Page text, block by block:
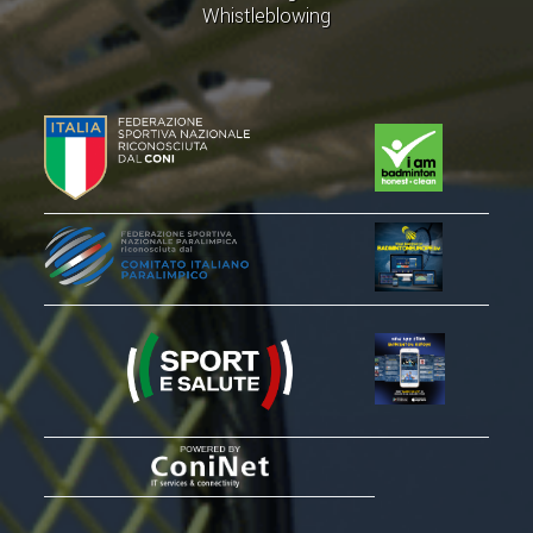
Whistleblowing
SCHEDE ATLETI
PROMOZIONE
NUOVI GIOCHI DELLA GIOVENTÙ
PROGETTO SHUTTLE TIME
ENTI DI PROMOZIONE SPORTIVA
PROGETTI CONI
PROGETTI SPORT E SALUTE
FORMAZIONE